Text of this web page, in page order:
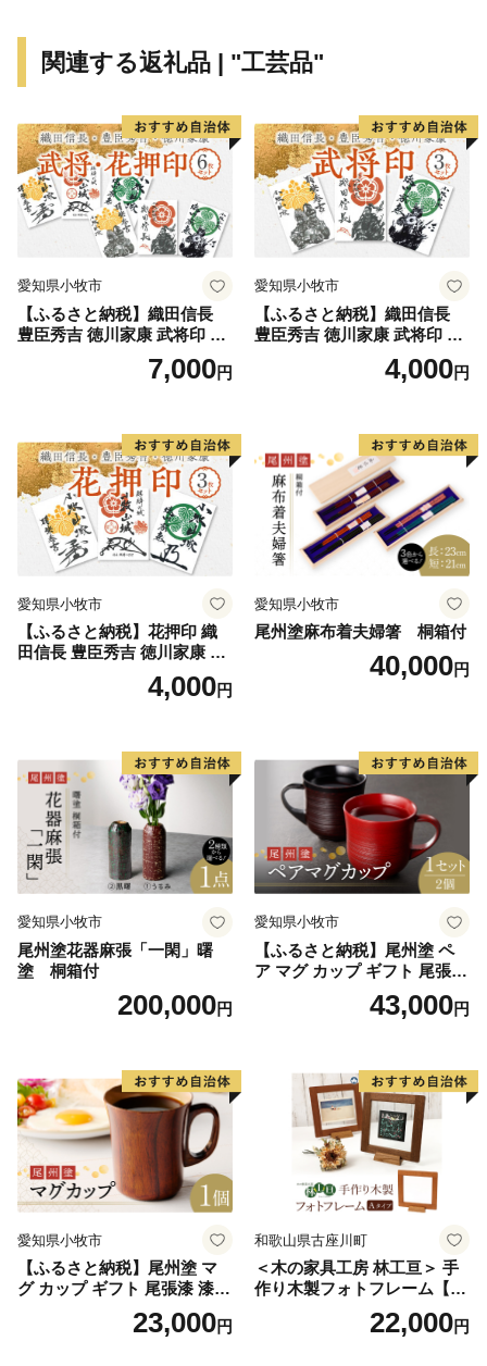
・返礼品の写真はイメージです。
※1月1日～10日は指定日配送をお受けできません。ご
了承ください。※
※指定日配送を受付していない返礼品は、備考欄等にご
記入いただいた場合でもお受けすることが出来かねま
す。ご注意ください※
田原市は愛知県南部の渥美半島に位置し、ほぼ半島全
域を市域としています。美しい海と緑豊かな自然に恵ま
条件から農業が盛んで、温室メロン、トマト、花きなど
トコーン、スイカなどの露地栽培、さらに乳牛、肉牛、
養豚などの畜産もあり全国有数の農業地帯として全国の
皆様に安全・安心な農産物をお届けしております。
このような中、田原市では「うるおいと活力のあるガ
ーデンシティ」を目指し、市民と協働で構想実現に向け
努力しております。また、市外から多くの方々が田原市
を訪れ、さらには定住していただけるようにするため、
サーフタウン構想を掲げ、推進しております。さらには
安全・安心な農産物を全国にお届けするため、環境保全
型農業の実現などにも力を注いでおります。
「応援団」として「ふるさと納税」を募集しておりま
す。多くの皆様からのご支援をお待ちしております。
■受領証明書及びワンストップ特例申請書のお届けにつ
いて
入金確認後、注文内容確認画面の【注文者情報】に記載
の住所にお送りいたします。
発送の時期は、2週間～1ヵ月以内を目途に、お礼の特産
品とは別にお送りいたします。(年末年始を除く)
関連する返礼品 | "工芸品"
愛知県小牧市
【ふるさと納税】織田信長
豊臣秀吉 徳川家康 武将印 花
押印 6枚 セット イラスト 戦
国 武将 小牧山城 墨絵 龍画師
グッズ 愛知県 小牧市 お取り
寄せ 送料無料
7,000円
愛知県小牧市
【ふるさと納税】織田信長
豊臣秀吉 徳川家康 武将印 3
枚 セット イラスト 戦国 武将
小牧山城 墨絵 龍画師 書道ア
愛知県 小牧市 お取り寄せ 送
料無料
4,000円
愛知県小牧市
【ふるさと納税】花押印 織
田信長 豊臣秀吉 徳川家康 3
枚 セット 戦国 武将 小牧山城
墨絵 龍画師 書道アーティス
牧市 お取り寄せ 送料無料
4,000円
愛知県小牧市
尾州塗麻布着夫婦箸 桐箱付
40,000円
愛知県小牧市
尾州塗花器麻張「一閑」曙
塗 桐箱付
200,000円
愛知県小牧市
【ふるさと納税】尾州塗 ペ
ア マグ カップ ギフト 尾張漆
漆 漆器 漆器工芸 工芸品 芸術
性 実用性 抗菌性 美味しく安
抗ウイルス効果 お取り寄せ
愛知県 小牧市 送料無料
43,000円
愛知県小牧市
【ふるさと納税】尾州塗 マ
グ カップ ギフト 尾張漆 漆
漆器 漆器工芸 工芸品 芸術性
実用性 抗菌性 美味しく安全
23,000円
和歌山県古座川町
＜木の家具工房 林工亘＞ 手
作り木製フォトフレーム【A
22,000円